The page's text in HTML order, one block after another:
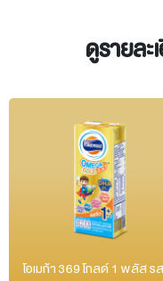
ดูรายละ
โอเมก้า 369 โกลด์ 1 พลัส ร